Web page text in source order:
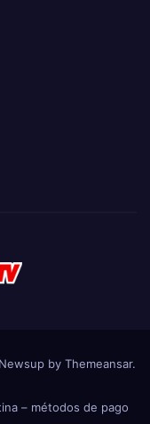
Newsupby Themeansar.
– métodos de pago